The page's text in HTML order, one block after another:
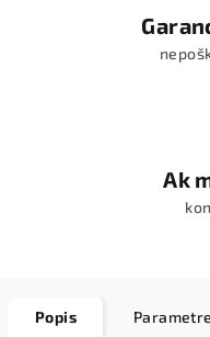
Ak
Popis Parametre